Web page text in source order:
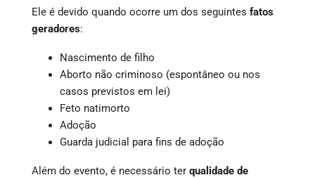
Ele é devido quando ocorre um dos seguintes fatos
geradores:
Nascimento de filho
Aborto não criminoso (espontâneo ou nos
casos previstos em lei)
Feto natimorto
Adoção
Guarda judicial para fins de adoção
Além do evento, é necessário ter qualidade de